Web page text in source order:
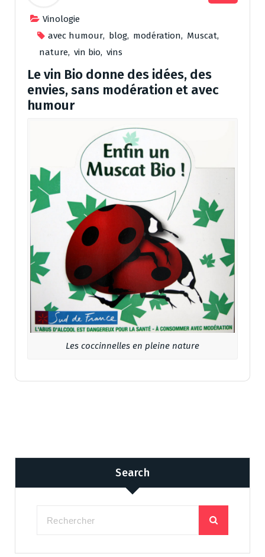
Vinologie
avec humour, blog, modération, Muscat,
nature, vin bio, vins
Le vin Bio donne des idées, des
envies, sans modération et avec
humour
Les coccinnelles en pleine nature
Search